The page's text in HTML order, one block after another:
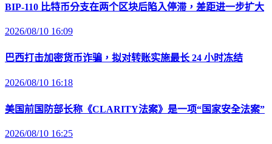
BIP-110 比特币分支在两个区块后陷入停滞，差距进一步扩大
2026/08/10 16:09
巴西打击加密货币诈骗，拟对转账实施最长 24 小时冻结
2026/08/10 16:18
美国前国防部长称《CLARITY法案》是一项“国家安全法案”
2026/08/10 16:25